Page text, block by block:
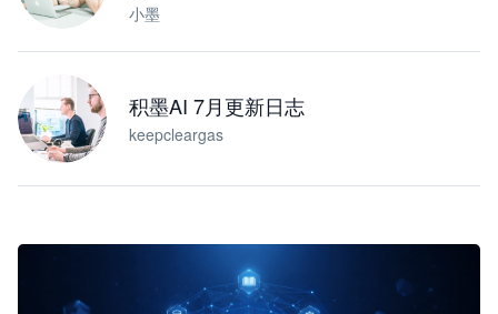
小墨
积墨AI 7月更新日志
keepcleargas